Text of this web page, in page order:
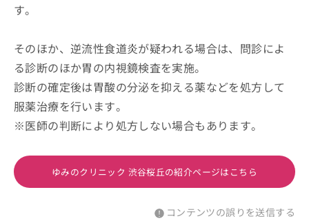
す。
そのほか、逆流性食道炎が疑われる場合は、問診によ
る診断のほか胃の内視鏡検査を実施。
診断の確定後は胃酸の分泌を抑える薬などを処方して
服薬治療を行います。
※医師の判断により処方しない場合もあります。
ゆみのクリニック 渋谷桜丘の紹介ページはこちら
コンテンツの誤りを送信する